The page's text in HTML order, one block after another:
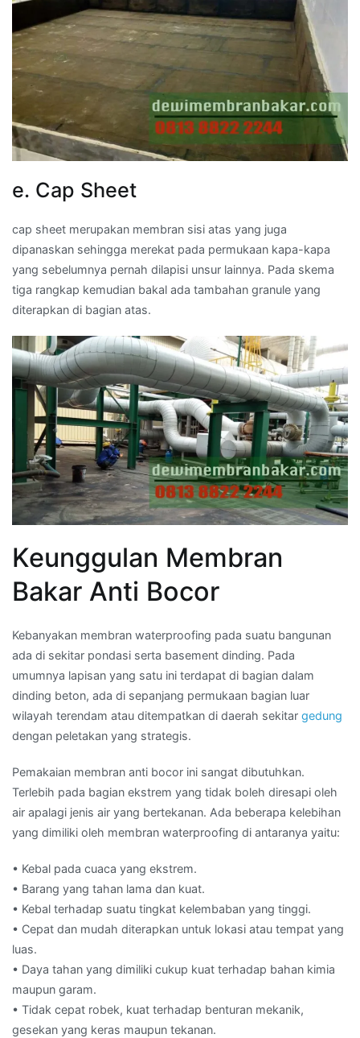
e. Cap Sheet
cap sheet merupakan membran sisi atas yang juga
dipanaskan sehingga merekat pada permukaan kapa-kapa
yang sebelumnya pernah dilapisi unsur lainnya. Pada skema
tiga rangkap kemudian bakal ada tambahan granule yang
diterapkan di bagian atas.
Keunggulan Membran
Bakar Anti Bocor
Kebanyakan membran waterproofing pada suatu bangunan
ada di sekitar pondasi serta basement dinding. Pada
umumnya lapisan yang satu ini terdapat di bagian dalam
dinding beton, ada di sepanjang permukaan bagian luar
wilayah terendam atau ditempatkan di daerah sekitar gedung
dengan peletakan yang strategis.
Pemakaian membran anti bocor ini sangat dibutuhkan.
Terlebih pada bagian ekstrem yang tidak boleh diresapi oleh
air apalagi jenis air yang bertekanan. Ada beberapa kelebihan
yang dimiliki oleh membran waterproofing di antaranya yaitu:
• Kebal pada cuaca yang ekstrem.
• Barang yang tahan lama dan kuat.
• Kebal terhadap suatu tingkat kelembaban yang tinggi.
• Cepat dan mudah diterapkan untuk lokasi atau tempat yang
luas.
• Daya tahan yang dimiliki cukup kuat terhadap bahan kimia
maupun garam.
• Tidak cepat robek, kuat terhadap benturan mekanik,
gesekan yang keras maupun tekanan.